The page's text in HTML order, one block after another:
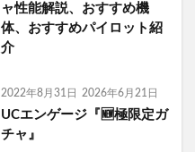
ャ性能解説、おすすめ機
体、おすすめパイロット紹
介
2022年8月31日 2026年6月21日
UCエンゲージ『🆕極限定ガ
チャ』